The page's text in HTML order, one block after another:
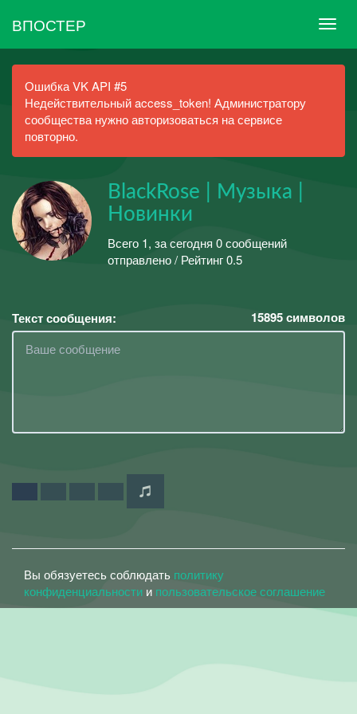
ВПОСТЕР
Ошибка VK API #5
Недействительный access_token! Администратору
сообщества нужно авторизоваться на сервисе
повторно.
BlackRose | Музыка |
Новинки
Всего 1, за сегодня 0 сообщений
отправлено / Рейтинг 0.5
Текст сообщения: 15895символов
Вы обязуетесь соблюдать политику
конфиденциальности и пользовательское соглашение